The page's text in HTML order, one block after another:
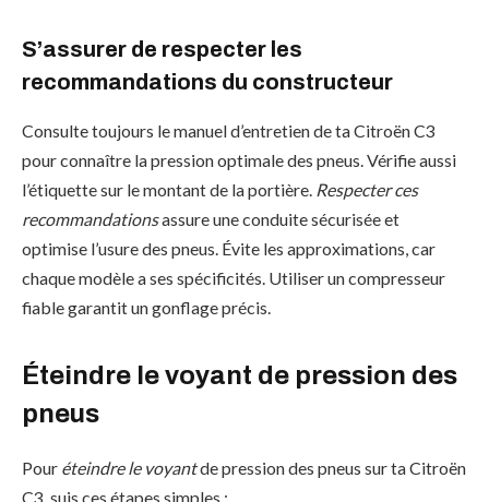
S’assurer de respecter les
recommandations du constructeur
Consulte toujours le manuel d’entretien de ta Citroën C3
pour connaître la pression optimale des pneus. Vérifie aussi
l’étiquette sur le montant de la portière. Respecter ces
recommandationsassure une conduite sécurisée et
optimise l’usure des pneus. Évite les approximations, car
chaque modèle a ses spécificités. Utiliser un compresseur
fiable garantit un gonflage précis.
Éteindre le voyant de pression des
pneus
Pour éteindre le voyantde pression des pneus sur ta Citroën
C3, suis ces étapes simples :